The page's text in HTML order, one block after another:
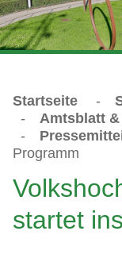
Startseite -
-
Amtsblatt
-
Programm
startet